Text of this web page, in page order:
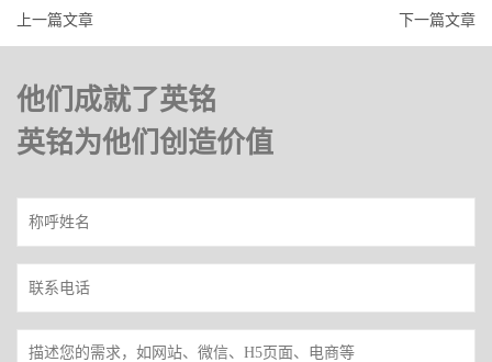
上一篇文章 下一篇文章
他们成就了英铭
英铭为他们创造价值